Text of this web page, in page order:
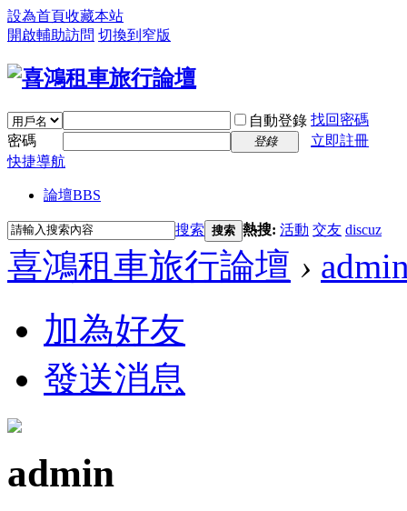
設為首頁收藏本站
開啟輔助訪問 切換到窄版
自動登錄 找回密碼
密碼
登錄
立即註冊
快捷導航
論壇BBS
搜索 搜索 熱搜: 活動 交友 discuz
喜鴻租車旅行論壇 ›
加為好友
發送消息
admin